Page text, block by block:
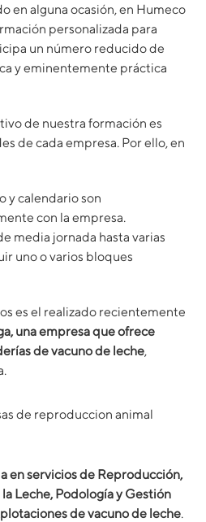
en alguna ocasión, en Humeco
personalizada para
un número reducido de
y eminentemente práctica
de nuestra formación es
de cada empresa. Por ello, en
y calendario son
con la empresa.
media jornada hasta varias
uno o varios bloques
es el realizado recientemente
una empresa que ofrece
de vacuno de leche,
en servicios de Reproducción,
Leche, Podología y Gestión
de vacuno de leche.